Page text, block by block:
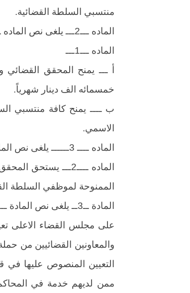
منتسبي السلطة القضائية.
الماده ـــ2ـــ يلغى نص الماده ـــ1ـــ من القانون ويحل محله مايأتي:
الماده ـــ1ـــ
خمسمائه الف دينار شهرياً.
الاسمي.
الماده ــــ 3ــــــ يلغى نص الماده ــــ2ـــ من القانون ويحل محله مايأتي:
الماده ــــ2ـــ
الممنوحة لموظفي السلطة
المادة ــ3ــ يلغى نص المادة ـــ3ـــ من القانون ويحل محله مايأتي:
والمعاونين القضائيين من